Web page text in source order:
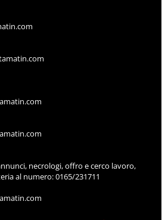
necrologi, offro e cerco lavoro,
al numero: 0165/231711